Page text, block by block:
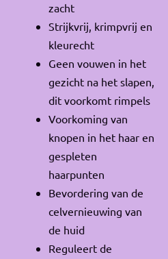
zacht
Strijkvrij, krimpvrij en
kleurecht
Geen vouwen in het
gezicht na het slapen,
dit voorkomt rimpels
Voorkoming van
knopen in het haar en
gespleten
haarpunten
Bevordering van de
celvernieuwing van
de huid
Reguleert de